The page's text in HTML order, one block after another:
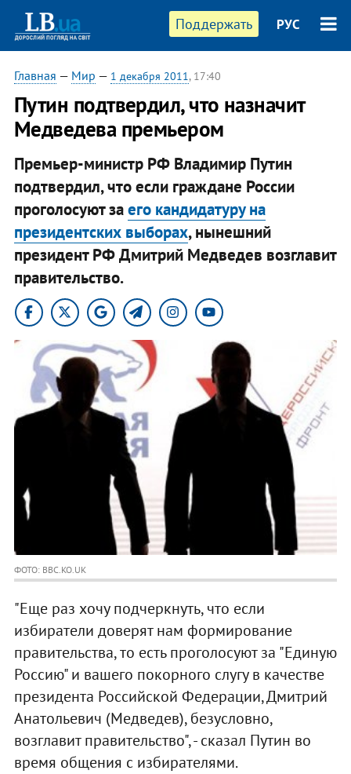
Поддержать РУС
Главная — Мир — 1 декабря 2011, 17:40
Путин подтвердил, что назначит
Медведева премьером
Премьер-министр РФ Владимир Путин
подтвердил, что если граждане России
проголосуют заего кандидатуру на
президентских выборах, нынешний
президент РФ Дмитрий Медведев возглавит
правительство.
ФОТО: BBC.KO.UK
"Еще раз хочу подчеркнуть, что если
избиратели доверят нам формирование
правительства, то есть проголосуют за "Единую
Россию" и вашего покорного слугу в качестве
президента Российской Федерации, Дмитрий
Анатольевич (Медведев), безусловно,
возглавит правительство", - сказал Путин во
время общения с избирателями.